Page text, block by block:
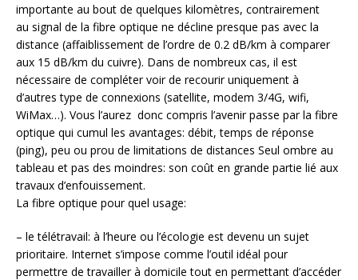
importante au bout de quelques kilomètres, contrairement
au signal de la fibre optique ne décline presque pas avec la
distance (affaiblissement de l’ordre de 0.2 dB/km à comparer
aux 15 dB/km du cuivre). Dans de nombreux cas, il est
nécessaire de compléter voir de recourir uniquement à
d’autres type de connexions (satellite, modem 3/4G, wifi,
WiMax…). Vous l’aurez donc compris l’avenir passe par la fibre
optique qui cumul les avantages: débit, temps de réponse
(ping), peu ou prou de limitations de distances Seul ombre au
tableau et pas des moindres: son coût en grande partie lié aux
travaux d’enfouissement.
La fibre optique pour quel usage:
– le télétravail: à l’heure ou l’écologie est devenu un sujet
prioritaire. Internet s’impose comme l’outil idéal pour
permettre de travailler à domicile tout en permettant d’accéder